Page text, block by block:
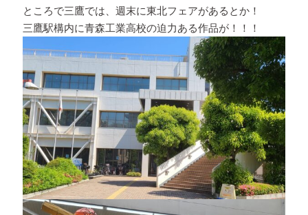
ところで三鷹では、週末に東北フェアがあるとか！
三鷹駅構内に青森工業高校の迫力ある作品が！！！